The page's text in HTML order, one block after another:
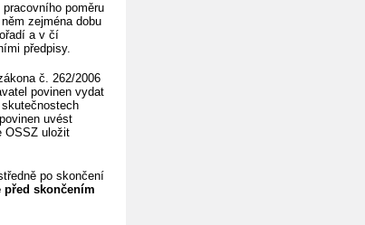
poměru
zejména dobu
a v čí
předpisy.
č. 262/2006
povinen vydat
uvést
OSSZ uložit
po skončení
skončením